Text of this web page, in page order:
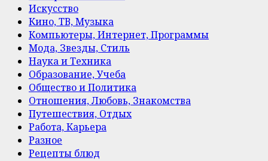
Искусство
Кино, ТВ, Музыка
Компьютеры, Интернет, Программы
Мода, Звезды, Стиль
Наука и Техника
Образование, Учеба
Общество и Политика
Отношения, Любовь, Знакомства
Путешествия, Отдых
Работа, Карьера
Разное
Рецепты блюд